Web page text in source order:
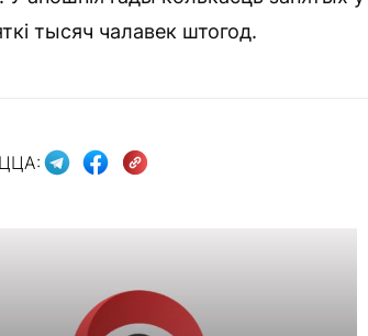
тысяч чалавек штогод.